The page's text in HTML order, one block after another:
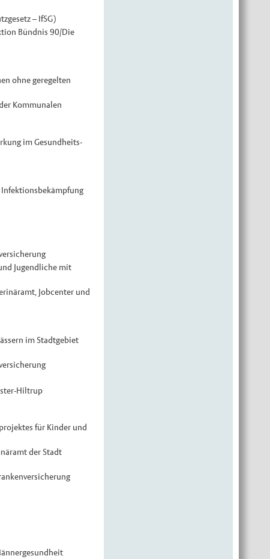
– IfSG)
Bündnis 90/Die
ohne geregelten
Kommunalen
im Gesundheits-
Jugendliche mit
Jobcenter und
im Stadtgebiet
Hiltrup
für Kinder und
der Stadt